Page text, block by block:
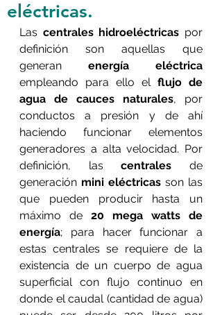
eléctricas.
Las centrales hidroeléctricas por
definición son aquellas que
generan energía eléctrica
empleando para ello el flujo de
agua de cauces naturales, por
conductos a presión y de ahí
haciendo funcionar elementos
generadores a alta velocidad. Por
definición, las centrales de
generación mini eléctricas son las
que pueden producir hasta un
máximo de 20 mega watts de
energía; para hacer funcionar a
estas centrales se requiere de la
existencia de un cuerpo de agua
superficial con flujo continuo en
donde el caudal (cantidad de agua)